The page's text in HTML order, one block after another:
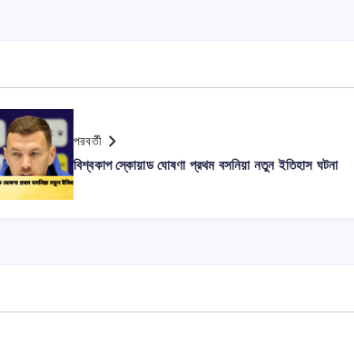
পরবর্তী
বিশ্বকাপ স্কোয়াড ঘোষণা প্রথম বসনিয়া নতুন ইতিহাস ঘটনা